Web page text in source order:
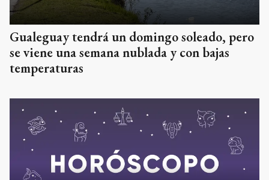
Gualeguay tendrá un domingo soleado, pero
se viene una semana nublada y con bajas
temperaturas